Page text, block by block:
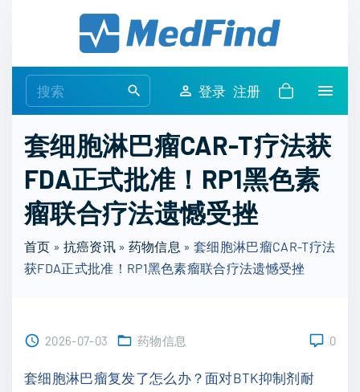
e
r
c
h
f
r
:
登录 注册
套细胞淋巴瘤CAR-T疗法获
FDA正式批准！RP1黑色素
瘤联合疗法遗憾受挫
首页 » 抗癌资讯» 药物信息 »套细胞淋巴瘤CAR-T疗法
获FDA正式批准！RP1黑色素瘤联合疗法遗憾受挫
2026-07-03 药物信息 0
套细胞淋巴瘤复发了怎么办？面对BTK抑制剂耐